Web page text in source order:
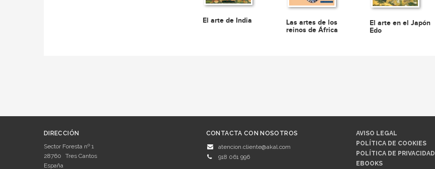
El arte de India
Las artes de los
reinos de África
El arte en el Japón
Edo
DIRECCIÓN
Sector Foresta nº 1
28760
Tres Cantos
España
CONTACTA CON NOSOTROS
atencion.cliente@akal.com
918 061 996
AVISO LEGAL
POLÍTICA DE COOKIES
POLÍTICA DE PRIVACIDAD
EBOOKS